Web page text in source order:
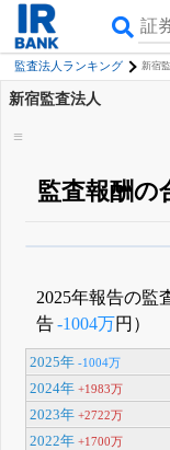
監査法人ランキング 新宿
新宿監査法人
監査報酬の
登録すると永久
2025年報告の監
告-1004万円）
2025年 -1004万
2024年 +1983万
2023年 +2722万
2022年 +1700万